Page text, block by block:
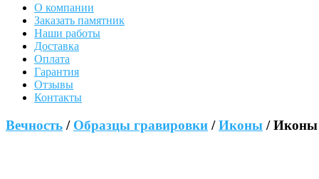
О компании
Заказать памятник
Наши работы
Доставка
Оплата
Гарантия
Отзывы
Контакты
Вечность / Образцы гравировки /Иконы /